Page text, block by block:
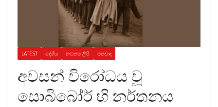
LATEST දේශීය නවතම ලිපි මතවාද
අවසන් විරෝධය වූ
සොබිබෝර් හි නර්තනය